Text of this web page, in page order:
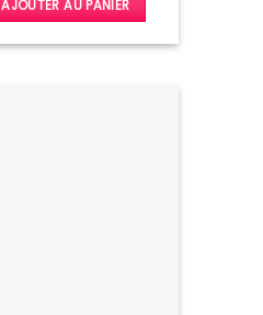
AJOUTER AU PANIER